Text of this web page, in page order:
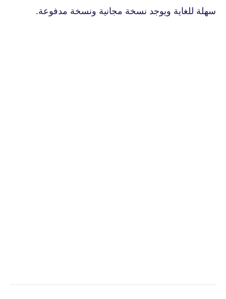
سهلة للغاية ويوجد نسخة مجانية ونسخة مدفوعة.